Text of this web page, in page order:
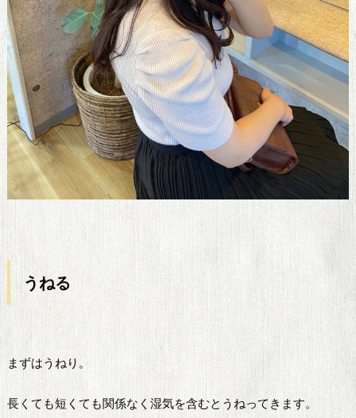
うねる
まずはうねり。
長くても短くても関係なく湿気を含むとうねってきます。